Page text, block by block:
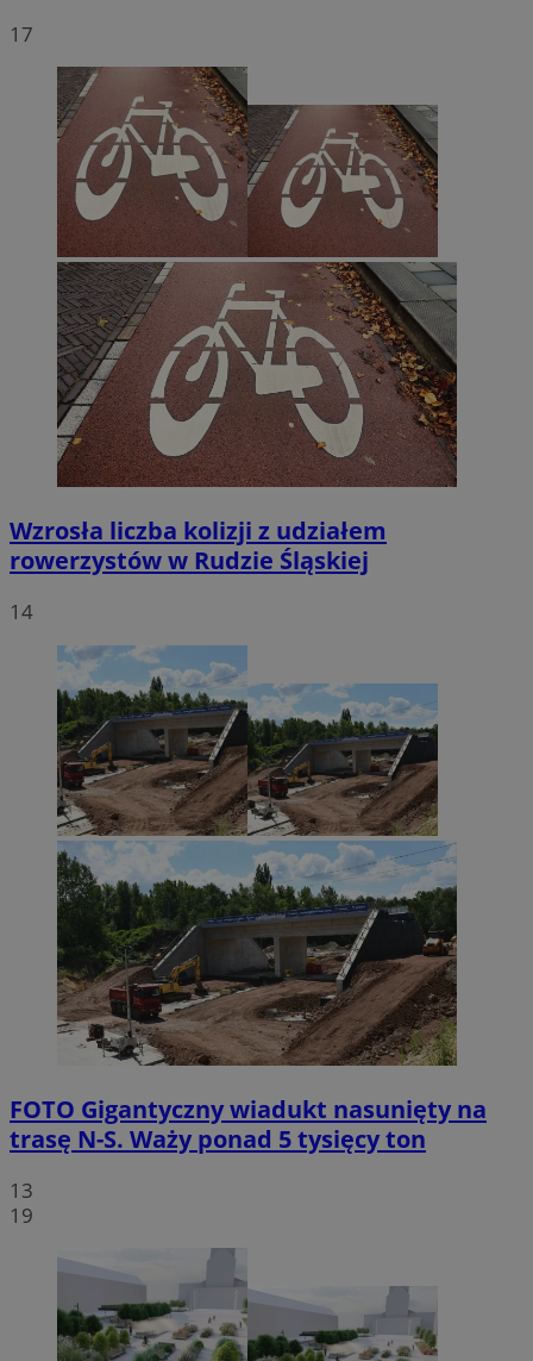
17
Wzrosła liczba kolizji z udziałem
rowerzystów w Rudzie Śląskiej
14
FOTO Gigantyczny wiadukt nasunięty na
trasę N-S. Waży ponad 5 tysięcy ton
13
19